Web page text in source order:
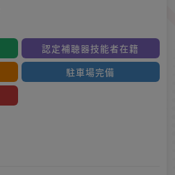
認定補聴器技能者在籍
駐車場完備